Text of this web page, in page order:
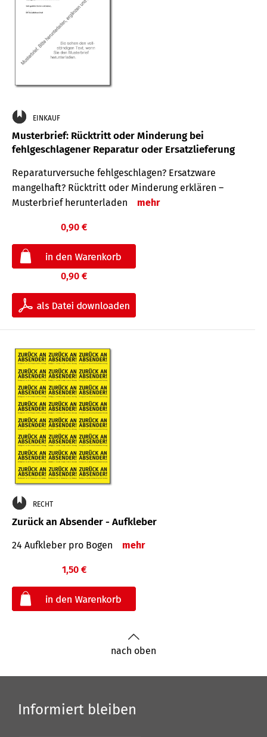
EINKAUF
Musterbrief: Rücktritt oder Minderung bei
fehlgeschlagener Reparatur oder Ersatzlieferung
Reparaturversuche fehlgeschlagen? Ersatzware
mangelhaft? Rücktritt oder Minderung erklären –
Musterbrief herunterladen
mehr
0,90 €
0,90 €
RECHT
Zurück an Absender - Aufkleber
24 Aufkleber pro Bogen mehr
1,50 €
nach oben
Informiert bleiben